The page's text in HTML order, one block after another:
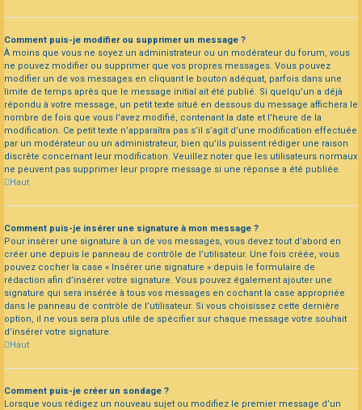
Comment puis-je modifier ou supprimer un message ?
À moins que vous ne soyez un administrateur ou un modérateur du forum, vous
ne pouvez modifier ou supprimer que vos propres messages. Vous pouvez
modifier un de vos messages en cliquant le bouton adéquat, parfois dans une
limite de temps après que le message initial ait été publié. Si quelqu’un a déjà
répondu à votre message, un petit texte situé en dessous du message affichera le
nombre de fois que vous l’avez modifié, contenant la date et l’heure de la
modification. Ce petit texte n’apparaîtra pas s’il s’agit d’une modification effectuée
par un modérateur ou un administrateur, bien qu’ils puissent rédiger une raison
discrète concernant leur modification. Veuillez noter que les utilisateurs normaux
ne peuvent pas supprimer leur propre message si une réponse a été publiée.
Haut
Comment puis-je insérer une signature à mon message ?
Pour insérer une signature à un de vos messages, vous devez tout d’abord en
créer une depuis le panneau de contrôle de l’utilisateur. Une fois créée, vous
pouvez cocher la case « Insérer une signature » depuis le formulaire de
rédaction afin d’insérer votre signature. Vous pouvez également ajouter une
signature qui sera insérée à tous vos messages en cochant la case appropriée
dans le panneau de contrôle de l’utilisateur. Si vous choisissez cette dernière
option, il ne vous sera plus utile de spécifier sur chaque message votre souhait
d’insérer votre signature.
Haut
Comment puis-je créer un sondage ?
Lorsque vous rédigez un nouveau sujet ou modifiez le premier message d’un